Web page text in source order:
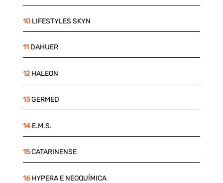
10LIFESTYLES SKYN
11DAHUER
12HALEON
13GERMED
14E.M.S.
15CATARINENSE
16HYPERA E NEOQUÍMICA